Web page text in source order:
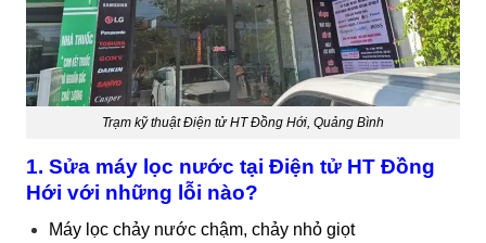
Trạm kỹ thuật Điện tử HT Đồng Hới, Quảng Bình
1. Sửa máy lọc nước tại Điện tử HT Đồng
Hới với những lỗi nào?
Máy lọc chảy nước chậm, chảy nhỏ giọt